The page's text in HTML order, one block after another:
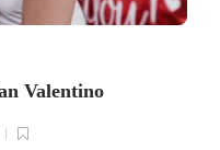
Valentino